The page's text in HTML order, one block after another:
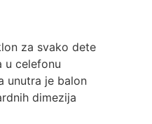
za svako dete
u celefonu
unutra je balon
dimezija